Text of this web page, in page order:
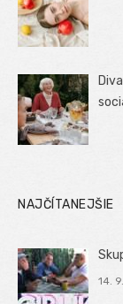
NAJČÍTANEJŠIE
14.